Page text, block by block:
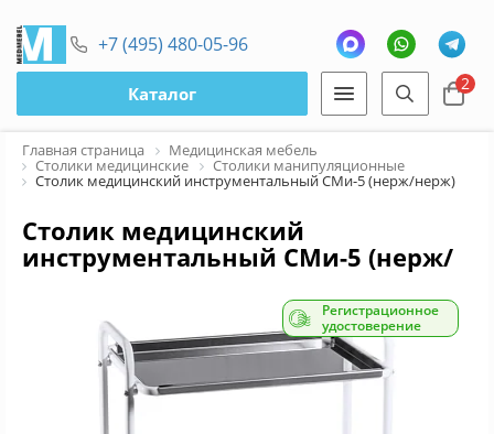
+7 (495) 480-05-96
Каталог 2
Главная страница Медицинская мебель
Столики медицинские Столики манипуляционные
Столик медицинский инструментальный СМи-5 (нерж/нерж)
Столик медицинский
инструментальный СМи-5 (нерж/
нерж)
Регистрационное
удостоверение